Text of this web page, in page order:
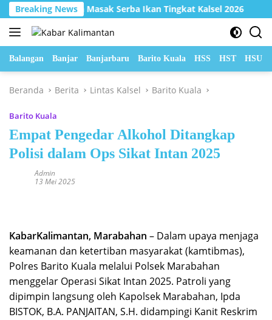
Langsung
ke
konten
Breaking News
2 Lomba Masak Serba Ikan Tingkat Kalsel 2026
Balangan Banjar Banjarbaru Barito Kuala HSS HST HSU
Beranda Berita Lintas Kalsel Barito Kuala
Barito Kuala
Empat Pengedar Alkohol Ditangkap
Polisi dalam Ops Sikat Intan 2025
Admin
13 Mei 2025
KabarKalimantan, Marabahan – Dalam upaya menjaga
keamanan dan ketertiban masyarakat (kamtibmas),
Polres Barito Kuala melalui Polsek Marabahan
menggelar Operasi Sikat Intan 2025. Patroli yang
dipimpin langsung oleh Kapolsek Marabahan, Ipda
BISTOK, B.A. PANJAITAN, S.H. didampingi Kanit Reskrim